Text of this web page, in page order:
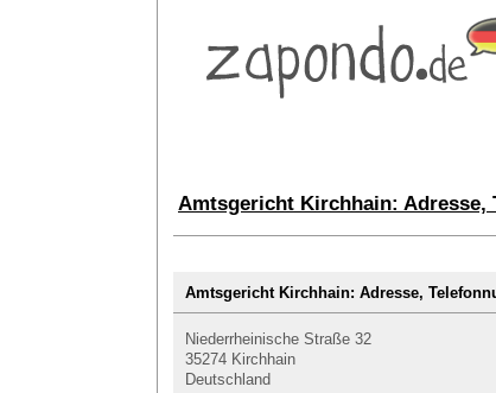
Amtsgericht Kirchhain: Adresse,
Amtsgericht Kirchhain: Adresse,
Niederrheinische Straße 32
35274 Kirchhain
Deutschland